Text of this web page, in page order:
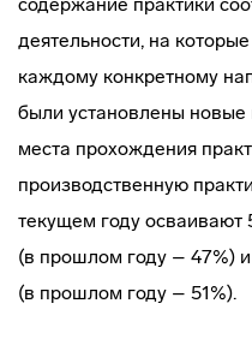
деятельности, на
каждому конкретному
были установлены новые
места прохождения
производственную
текущем году осваивают
(в прошлом году – 47%)
(в прошлом году – 51%).